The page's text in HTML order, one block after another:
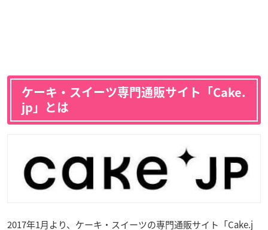
ケーキ・スイーツ専門通販サイト「Cake.
jp」とは
2017年1月より、ケーキ・スイーツの専門通販サイト「Cake.j